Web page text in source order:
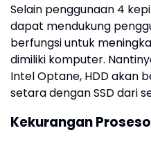
Selain penggunaan 4
dapat mendukung
berfungsi untuk
dimiliki komputer.
Intel Optane, HDD akan
setara dengan SSD dari
Kekurangan